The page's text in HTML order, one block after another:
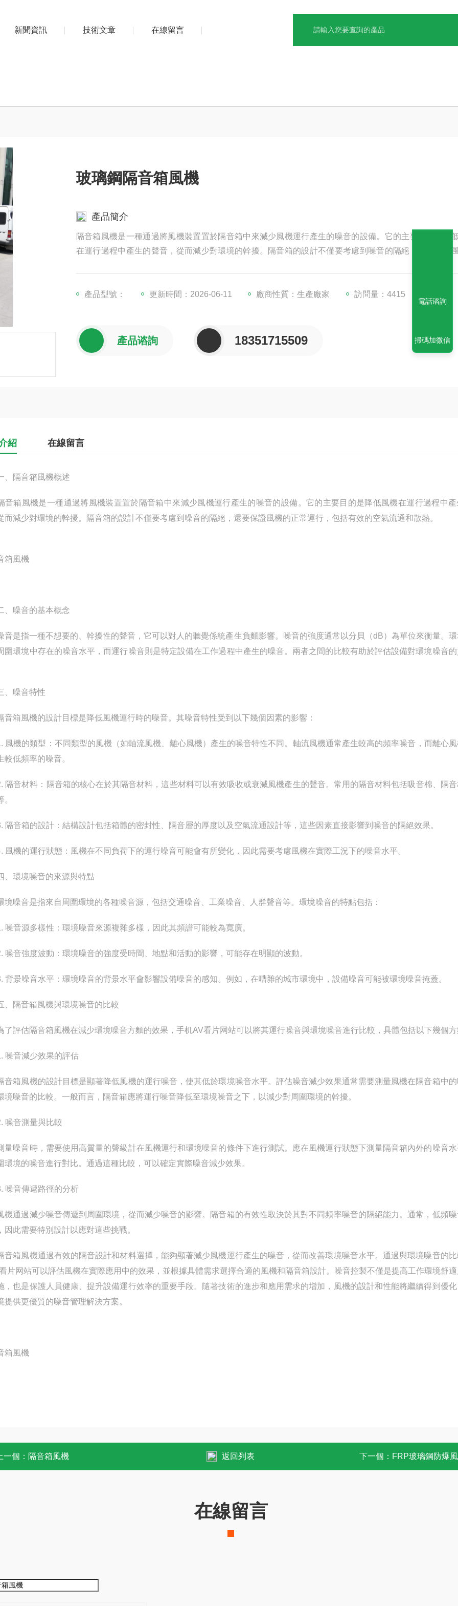
新聞資訊 技術文章 在線留言
玻璃鋼隔音箱風機
產品簡介
隔音箱風機是一種通過將風機裝置置於隔音箱中來減少風機運行產生的噪音的設備。它的主要目的是降
在運行過程中產生的聲音，從而減少對環境的幹擾。隔音箱的設計不僅要考慮到噪音的隔絕，還要保證
產品型號： 更新時間：2026-06-11 廠商性質：生產廠家 訪問量：4415
產品谘詢 18351715509
紹 在線留言
隔音箱風機概述
風機是一種通過將風機裝置置於隔音箱中來減少風機運行產生的噪音的設備。它的主要目的是降低風機在運行過程中產
而減少對環境的幹擾。隔音箱的設計不僅要考慮到噪音的隔絕，還要保證風機的正常運行，包括有效的空氣流通和散熱。
噪音的基本概念
指一種不想要的、幹擾性的聲音，它可以對人的聽覺係統產生負麵影響。噪音的強度通常以分貝（dB）為單位來衡量。
圍環境中存在的噪音水平，而運行噪音則是特定設備在工作過程中產生的噪音。兩者之間的比較有助於評估設備對環境噪音
噪音特性
風機的設計目標是降低風機運行時的噪音。其噪音特性受到以下幾個因素的影響：
機的類型：不同類型的風機（如軸流風機、離心風機）產生的噪音特性不同。軸流風機通常產生較高的頻率噪音，而離心
較低頻率的噪音。
音材料：隔音箱的核心在於其隔音材料，這些材料可以有效吸收或衰減風機產生的聲音。常用的隔音材料包括吸音棉、隔
音箱的設計：結構設計包括箱體的密封性、隔音層的厚度以及空氣流通設計等，這些因素直接影響到噪音的隔絕效果。
機的運行狀態：風機在不同負荷下的運行噪音可能會有所變化，因此需要考慮風機在實際工況下的噪音水平。
環境噪音的來源與特點
音是指來自周圍環境的各種噪音源，包括交通噪音、工業噪音、人群聲音等。環境噪音的特點包括：
音源多樣性：環境噪音來源複雜多樣，因此其頻譜可能較為寬廣。
音強度波動：環境噪音的強度受時間、地點和活動的影響，可能存在明顯的波動。
景噪音水平：環境噪音的背景水平會影響設備噪音的感知。例如，在嘈雜的城市環境中，設備噪音可能被環境噪音掩蓋。
隔音箱風機與環境噪音的比較
估隔音箱風機在減少環境噪音方麵的效果，手机AV看片网站可以將其運行噪音與環境噪音進行比較，具體包括以下幾個
音減少效果的評估
風機的設計目標是顯著降低風機的運行噪音，使其低於環境噪音水平。評估噪音減少效果通常需要測量風機在隔音箱中
境噪音的比較。一般而言，隔音箱應將運行噪音降低至環境噪音之下，以減少對周圍環境的幹擾。
音測量與比較
音時，需要使用高質量的聲級計在風機運行和環境噪音的條件下進行測試。應在風機運行狀態下測量隔音箱內外的噪音
環境的噪音進行對比。通過這種比較，可以確定實際噪音減少效果。
音傳遞路徑的分析
過減少噪音傳遞到周圍環境，從而減少噪音的影響。隔音箱的有效性取決於其對不同頻率噪音的隔絕能力。通常，低頻
因此需要特別設計以應對這些挑戰。
風機通過有效的隔音設計和材料選擇，能夠顯著減少風機運行產生的噪音，從而改善環境噪音水平。通過與環境噪音的
片网站可以評估風機在實際應用中的效果，並根據具體需求選擇合適的風機和隔音箱設計。噪音控製不僅是提高工作環境舒
，也是保護人員健康、提升設備運行效率的重要手段。隨著技術的進步和應用需求的增加，風機的設計和性能將繼續得到優
提供更優質的噪音管理解決方案。
上一個： 隔音箱風機 返回列表 下一個： FRP玻璃鋼防爆
在線留言
電話谘詢
掃碼加微信